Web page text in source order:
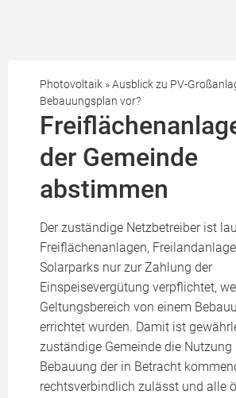
Photovoltaik »Ausblick zu PV-
Bebauungsplan vor?
der Gemeinde
abstimmen
Der zuständige Netzbetreiber ist
Freiflächenanlagen,
Solarparks nur zur Zahlung der
Einspeisevergütung verpflichtet,
Geltungsbereich von einem
errichtet wurden. Damit ist
zuständige Gemeinde die Nutzung
Bebauung der in Betracht
rechtsverbindlich zulässt und alle